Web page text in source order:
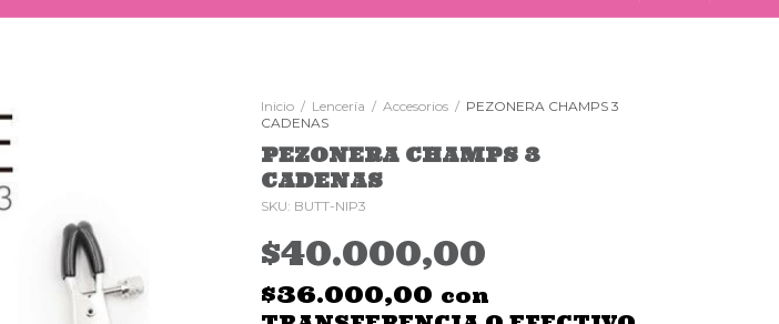
Inicio / Lencería / Accesorios / PEZONERA CHAMPS 3
CADENAS
PEZONERA CHAMPS 3
CADENAS
SKU: BUTT-NIP3
$40.000,00
$36.000,00 con